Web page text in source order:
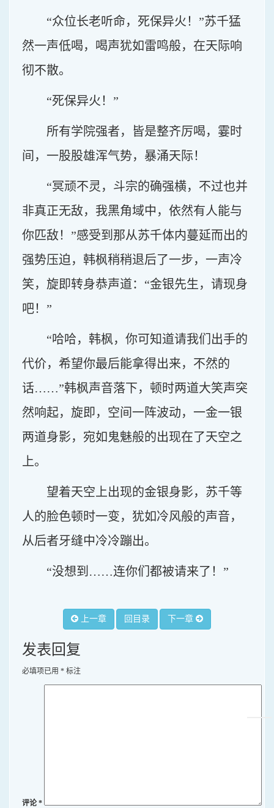
“众位长老听命，死保异火！”苏千猛
然一声低喝，喝声犹如雷鸣般，在天际响
彻不散。
“死保异火！”
所有学院强者，皆是整齐厉喝，霎时
间，一股股雄浑气势，暴涌天际！
“冥顽不灵，斗宗的确强横，不过也并
非真正无敌，我黑角域中，依然有人能与
你匹敌！”感受到那从苏千体内蔓延而出的
强势压迫，韩枫稍稍退后了一步，一声冷
笑，旋即转身恭声道：“金银先生，请现身
吧！”
“哈哈，韩枫，你可知道请我们出手的
代价，希望你最后能拿得出来，不然的
话……”韩枫声音落下，顿时两道大笑声突
然响起，旋即，空间一阵波动，一金一银
两道身影，宛如鬼魅般的出现在了天空之
上。
望着天空上出现的金银身影，苏千等
人的脸色顿时一变，犹如冷风般的声音，
从后者牙缝中冷冷蹦出。
“没想到……连你们都被请来了！”
上一章 回目录 下一章
发表回复
必填项已用 * 标注
评论*